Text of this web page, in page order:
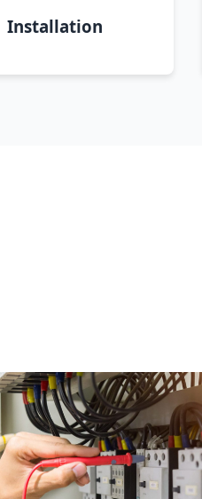
Installation